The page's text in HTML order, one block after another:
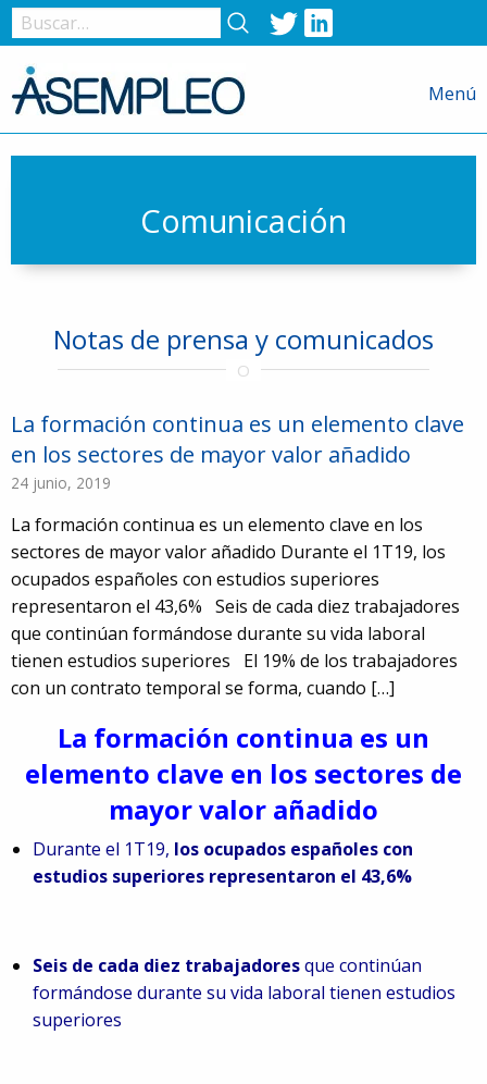
Twitter
de
usuario
o
correo
Contraseña
5980674
Menú
Comunicación
Notas de prensa y comunicados
La formación continua es un elemento clave
en los sectores de mayor valor añadido
24 junio, 2019
La formación continua es un elemento clave en los
sectores de mayor valor añadido Durante el 1T19, los
ocupados españoles con estudios superiores
representaron el 43,6% Seis de cada diez trabajadores
que continúan formándose durante su vida laboral
tienen estudios superiores El 19% de los trabajadores
con un contrato temporal se forma, cuando […]
La formación continua es un
elemento clave en los sectores de
mayor valor añadido
Durante el 1T19, los ocupados españoles con
estudios superiores representaron el 43,6%
Seis de cada diez trabajadoresque continúan
formándose durante su vida laboral tienen estudios
superiores